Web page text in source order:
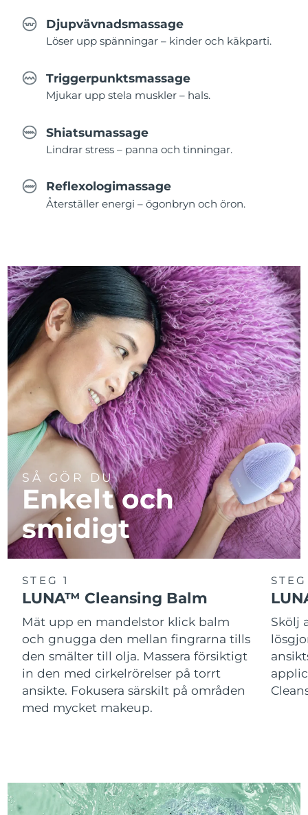
Djupvävnadsmassage
Löser upp spänningar – kinder och käkparti.
Triggerpunktsmassage
Mjukar upp stela muskler – hals.
Shiatsumassage
Lindrar stress – panna och tinningar.
Reflexologimassage
Återställer energi – ögonbryn och öron.
SÅ GÖR DU
Enkelt och
smidigt
STEG 1
LUNA™ Cleansing Balm
Mät upp en mandelstor klick balm
och gnugga den mellan fingrarna tills
den smälter till olja. Massera försiktigt
in den med cirkelrörelser på torrt
ansikte. Fokusera särskilt på områden
med mycket makeup.
Skölj